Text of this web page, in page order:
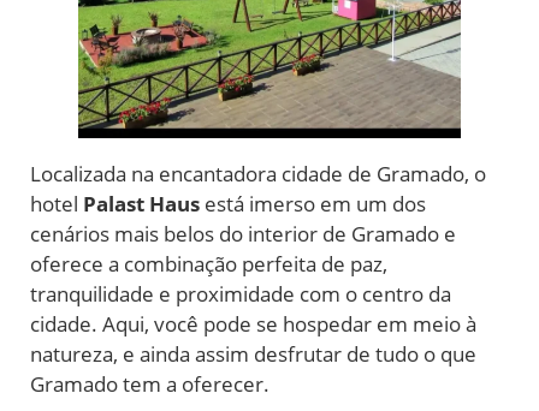
Localizada na encantadora cidade de Gramado, o
hotel Palast Haus está imerso em um dos
cenários mais belos do interior de Gramado e
oferece a combinação perfeita de paz,
tranquilidade e proximidade com o centro da
cidade. Aqui, você pode se hospedar em meio à
natureza, e ainda assim desfrutar de tudo o que
Gramado tem a oferecer.